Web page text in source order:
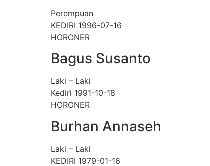
Perempuan
KEDIRI 1996-07-16
HORONER
Bagus Susanto
Laki – Laki
Kediri 1991-10-18
HORONER
Burhan Annaseh
Laki – Laki
KEDIRI 1979-01-16